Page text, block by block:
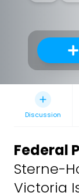
Discussion
Federal
Sterne-
Victoria